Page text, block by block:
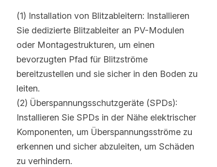
(1) Installation von Blitzableitern: Installieren
Sie dedizierte Blitzableiter an PV-Modulen
oder Montagestrukturen, um einen
bevorzugten Pfad für Blitzströme
bereitzustellen und sie sicher in den Boden zu
leiten.
(2) Überspannungsschutzgeräte (SPDs):
Installieren Sie SPDs in der Nähe elektrischer
Komponenten, um Überspannungsströme zu
erkennen und sicher abzuleiten, um Schäden
zu verhindern.